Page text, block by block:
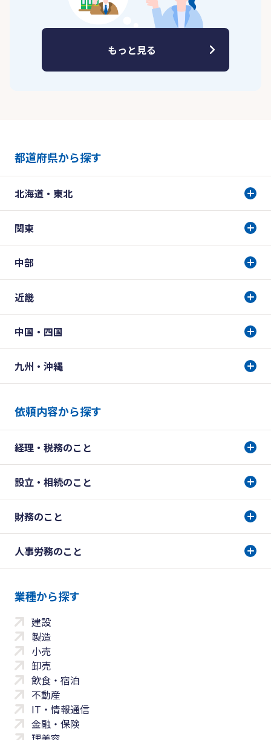
もっと見る
都道府県から探す
北海道・東北
関東
中部
近畿
中国・四国
九州・沖縄
依頼内容から探す
経理・税務のこと
設立・相続のこと
財務のこと
人事労務のこと
業種から探す
建設
製造
小売
卸売
飲食・宿泊
不動産
IT・情報通信
金融・保険